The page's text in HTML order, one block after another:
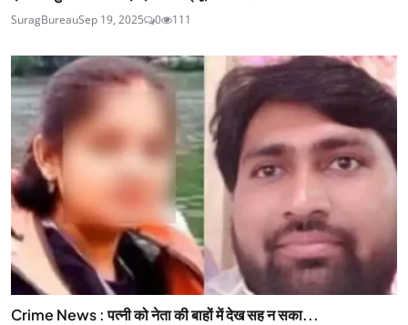
SuragBureauSep 19, 2025 0 111
Crime News : पत्नी को नेता की बाहों में देख सह न सका...